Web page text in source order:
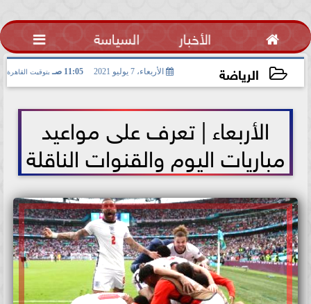
 الأخبار السياسة 
الرياضة الأربعاء، 7 يوليو 2021 11:05 صـ بتوقيت القاهرة
الأربعاء | تعرف على مواعيد
مباريات اليوم والقنوات الناقلة